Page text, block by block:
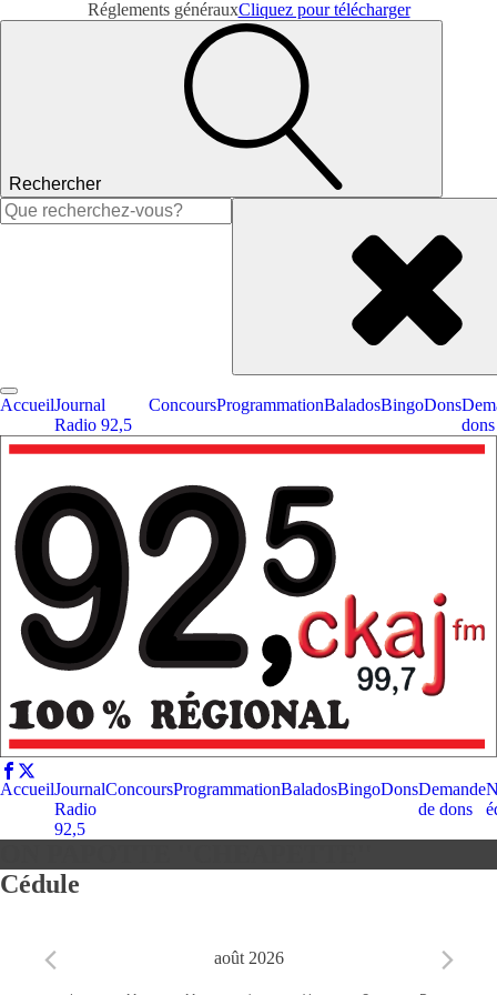
Réglements générauxCliquez pour télécharger
Rechercher
Rechercher :
AccueilJournal
Radio 92,5
ConcoursProgrammationBaladosBingoDons
dons
AccueilJournal
Radio
92,5
ConcoursProgrammationBaladosBingoDonsDemande
de dons
Cédule
août 2026